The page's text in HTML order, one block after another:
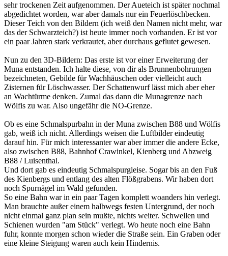
sehr trockenen Zeit aufgenommen. Der Aueteich ist später nochmal
abgedichtet worden, war aber damals nur ein Feuerlöschbecken.
Dieser Teich von den Bildern (ich weiß den Namen nicht mehr, war
das der Schwarzteich?) ist heute immer noch vorhanden. Er ist vor
ein paar Jahren stark verkrautet, aber durchaus geflutet gewesen.
Nun zu den 3D-Bildern: Das erste ist vor einer Erweiterung der
Muna entstanden. Ich halte diese, von dir als Brunnenbohrungen
bezeichneten, Gebilde für Wachhäuschen oder vielleicht auch
Zisternen für Löschwasser. Der Schattenwurf lässt mich aber eher
an Wachtürme denken. Zumal das dann die Munagrenze nach
Wölfis zu war. Also ungefähr die NO-Grenze.
Ob es eine Schmalspurbahn in der Muna zwischen B88 und Wölfis
gab, weiß ich nicht. Allerdings weisen die Luftbilder eindeutig
darauf hin. Für mich interessanter war aber immer die andere Ecke,
also zwischen B88, Bahnhof Crawinkel, Kienberg und Abzweig
B88 / Luisenthal.
Und dort gab es eindeutig Schmalspurgleise. Sogar bis an den Fuß
des Kienbergs und entlang des alten Flößgrabens. Wir haben dort
noch Spurnägel im Wald gefunden.
So eine Bahn war in ein paar Tagen komplett woanders hin verlegt.
Man brauchte außer einem halbwegs festen Untergrund, der noch
nicht einmal ganz plan sein mußte, nichts weiter. Schwellen und
Schienen wurden "am Stück" verlegt. Wo heute noch eine Bahn
fuhr, konnte morgen schon wieder die Straße sein. Ein Graben oder
eine kleine Steigung waren auch kein Hindernis.